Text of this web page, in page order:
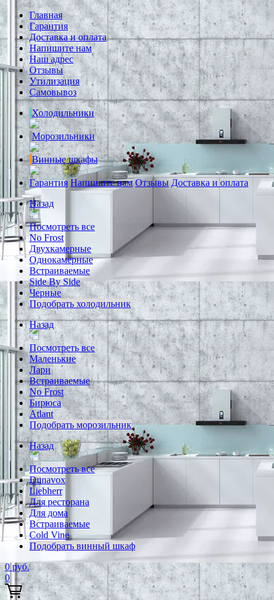
Главная
Гарантия
Доставка и оплата
Напишите нам
Наш адрес
Отзывы
Утилизация
Самовывоз
Холодильники
Морозильники
Винные шкафы
Гарантия Напишите нам Отзывы Доставка и оплата
Назад
Посмотреть все
No Frost
Двухкамерные
Однокамерные
Встраиваемые
Side By Side
Черные
Подобрать холодильник
Назад
Посмотреть все
Маленькие
Лари
Встраиваемые
No Frost
Бирюса
Atlant
Подобрать морозильник
Назад
Посмотреть все
Dunavox
Liebherr
Для ресторана
Для дома
Встраиваемые
Cold Vine
Подобрать винный шкаф
0 руб.
0